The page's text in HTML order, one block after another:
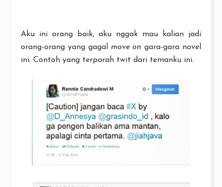
Aku ini orang baik, aku nggak mau kalian jadi
orang-orang yang gagal
move on gara-gara novel
ini. Contoh yang terparah twit dari temanku ini.